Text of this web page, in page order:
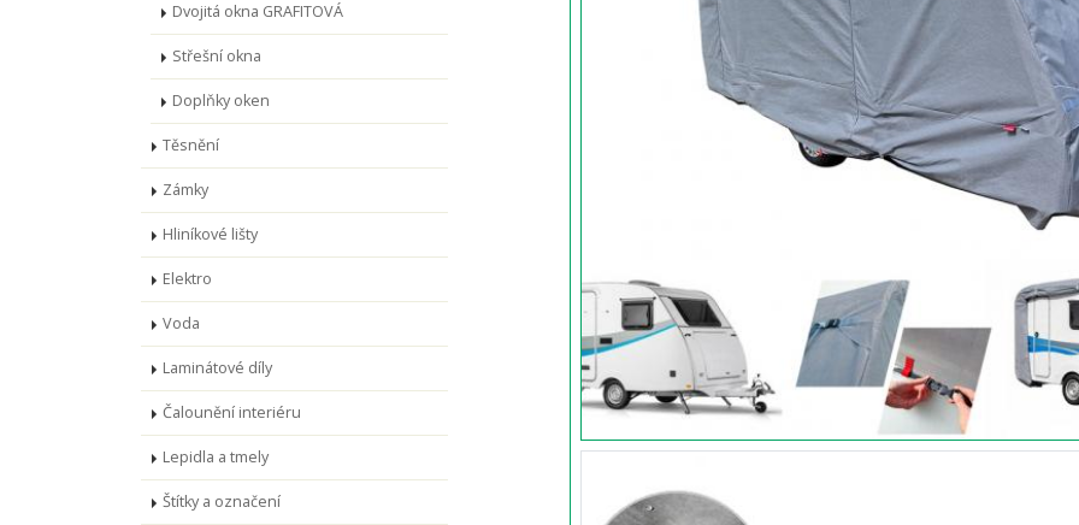
Dvojitá okna GRAFITOVÁ
Střešní okna
Doplňky oken
Těsnění
Zámky
Hliníkové lišty
Elektro
Voda
Laminátové díly
Čalounění interiéru
Lepidla a tmely
Štítky a označení